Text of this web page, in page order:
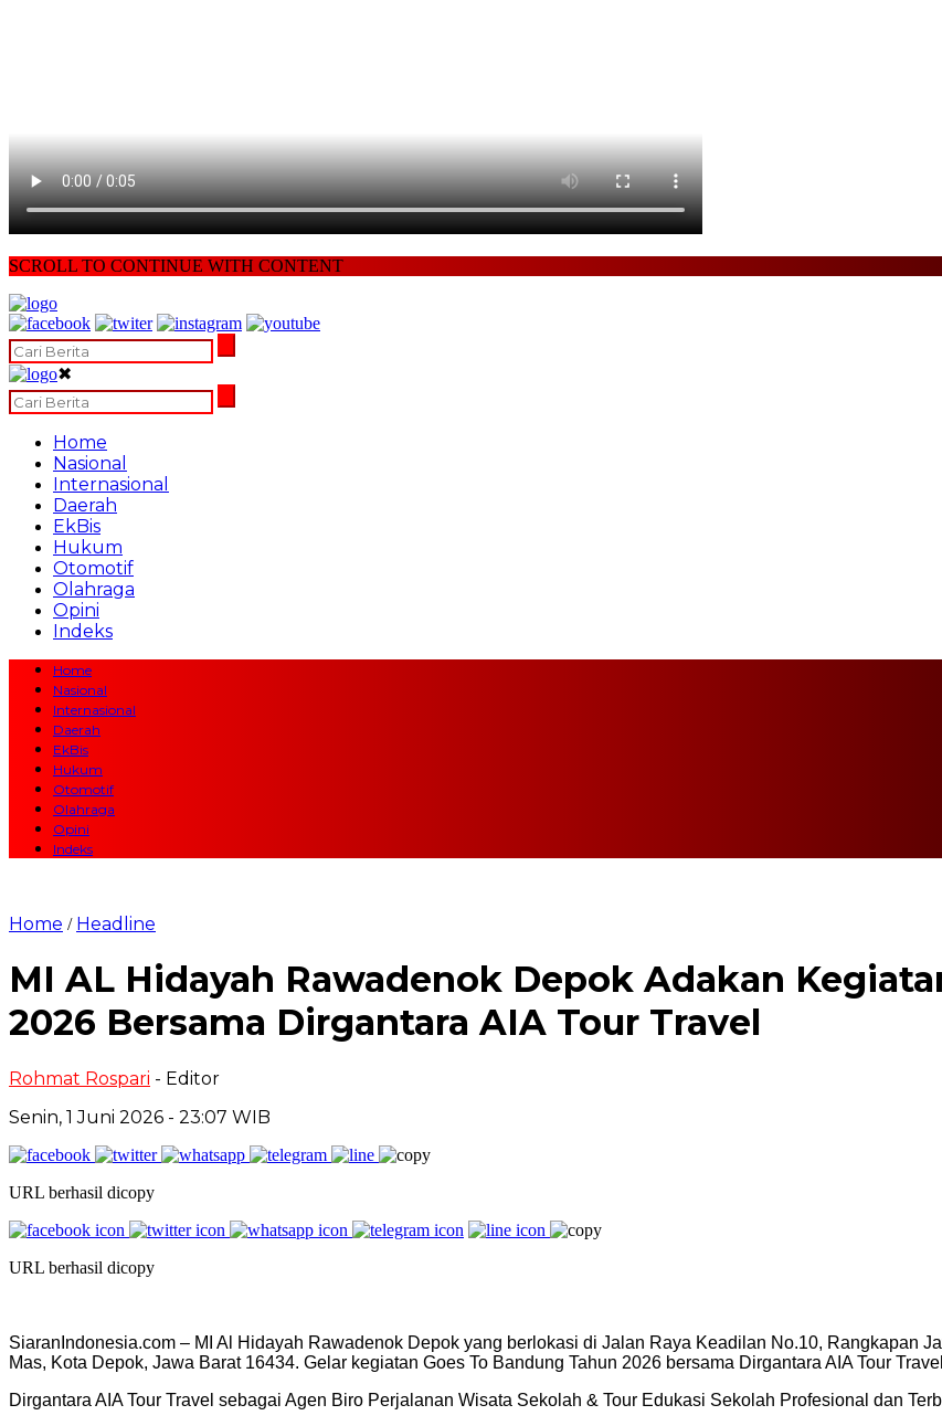
SCROLL TO CONTINUE WITH CONTENT
✖
Home
Nasional
Internasional
Daerah
EkBis
Hukum
Otomotif
Olahraga
Opini
Indeks
Home
Nasional
Internasional
Daerah
EkBis
Hukum
Otomotif
Olahraga
Opini
Indeks
Home / Headline
MI AL Hidayah Rawadenok Depok Adakan
2026 Bersama Dirgantara AIA Tour Travel
Rohmat Rospari - Editor
Senin, 1 Juni 2026 - 23:07 WIB
URL berhasil dicopy
URL berhasil dicopy
SiaranIndonesia.com – MI Al Hidayah Rawadenok Depok yang berlokasi di Jalan Raya Keadilan No.10, Rangkapan
Mas, Kota Depok, Jawa Barat 16434. Gelar kegiatan Goes To Bandung Tahun 2026 bersama Dirgantara AIA Tour
Dirgantara AIA Tour Travel sebagai Agen Biro Perjalanan Wisata Sekolah & Tour Edukasi Sekolah Profesional dan